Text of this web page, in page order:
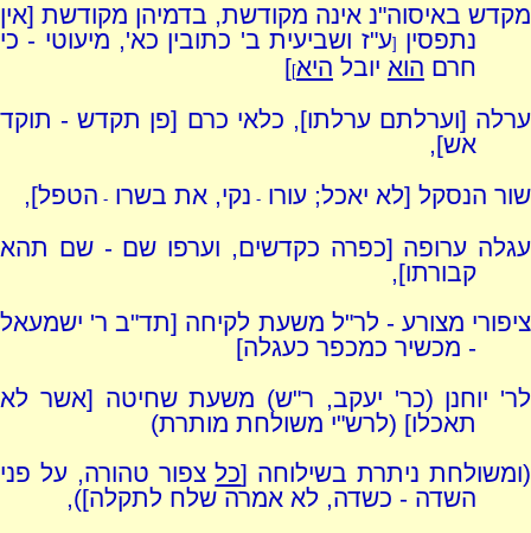
מקדש באיסוה"נ אינה מקודשת, בדמיהן מקודשת [אין
נתפסין
[ע"ז ושביעית ב' כתובין כא', מיעוטי - כי
חרם הוא יובל היא]
]
ערלה [וערלתם ערלתו], כלאי כרם [פן תקדש - תוקד
אש],
שור הנסקל [לא יאכל; עורו - נקי, את בשרו - הטפל],
עגלה ערופה [כפרה כקדשים, וערפו שם - שם תהא
קבורתו],
ציפורי מצורע - לר"ל משעת לקיחה [תד"ב ר' ישמעאל
- מכשיר כמכפר כעגלה]
לר' יוחנן (כר' יעקב, ר"ש) משעת שחיטה [אשר לא
תאכלו] (לרש"י משולחת מותרת)
(ומשולחת ניתרת בשילוחה [כלצפור טהורה, על פני
השדה - כשדה, לא אמרה שלח לתקלה]),